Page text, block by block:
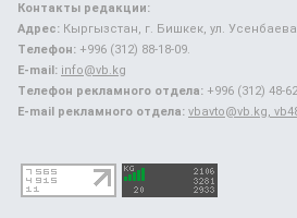
Контакты редакции:
Адрес: Кыргызстан, г. Бишкек, ул.
Телефон: +996 (312) 88-18-09.
E-mail: info@vb.kg
Телефон рекламного отдела: +996 (312) 48-
E-mail рекламного отдела: vbavto@vb.kg,